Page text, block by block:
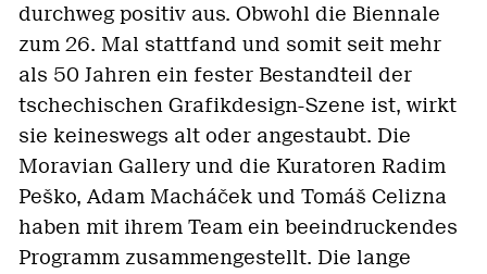
durchweg positiv aus. Obwohl die Biennale
zum 26. Mal stattfand und somit seit mehr
als 50 Jahren ein fester Bestandteil der
tschechischen Grafikdesign-Szene ist, wirkt
sie keineswegs alt oder angestaubt. Die
Moravian Gallery und die Kuratoren Radim
Peško, Adam Macháček und Tomáš Celizna
haben mit ihrem Team ein beeindruckendes
Programm zusammengestellt. Die lange